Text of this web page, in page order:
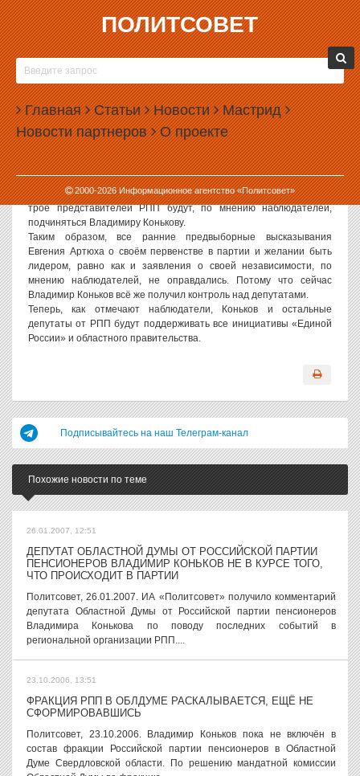
ПОЛИТСОВЕТ
Главная Статьи Новости Мастрид
Новости партнеров О проекте
2000-2026Информационное агентство «Политсовет»
17.10.2006, 12:48
ВЛАДИМИР КОНЬКОВ ПОЛУЧИЛ КОНТРОЛЬ
НАД ВСЕМИ ДЕПУТАТАМИ РОССИЙСКОЙ
ПАРТИИ ПЕНСИОНЕРОВ В ОБЛДУМЕ
Политсовет, 17.10.2006. Как стало известно ИА «Политсовет»,
Владимир Коньков получил полный контроль над всеми
депутатами Российской партии пенсионеров в Облдуме.
Сейчас среди четырёх представителей РПП, по сути,
распределились роли в законодательном органе области. Все
трое представителей РПП будут, по мнению наблюдателей,
подчиняться Владимиру Конькову.
Таким образом, все ранние предвыборные высказывания
Евгения Артюха о своём первенстве в партии и желании быть
лидером, равно как и заявления о своей независимости, по
мнению наблюдателей, не оправдались. Потому что сейчас
Владимир Коньков всё же получил контроль над депутатами.
Теперь, как отмечают наблюдатели, Коньков и остальные
депутаты от РПП будут поддерживать все инициативы «Единой
России» и областного правительства.
Подписывайтесь на наш Телеграм-канал
Похожие новости по теме
26.01.2007, 12:51
ДЕПУТАТ ОБЛАСТНОЙ ДУМЫ ОТ РОССИЙСКОЙ ПАРТИИ
ПЕНСИОНЕРОВ ВЛАДИМИР КОНЬКОВ НЕ В КУРСЕ ТОГО,
ЧТО ПРОИСХОДИТ В ПАРТИИ
Политсовет, 26.01.2007. ИА «Политсовет» получило комментарий
депутата Областной Думы от Российской партии пенсионеров
Владимира Конькова по поводу последних событий в
региональной организации РПП....
23.10.2006, 13:51
ФРАКЦИЯ РПП В ОБЛДУМЕ РАСКАЛЫВАЕТСЯ, ЕЩЁ НЕ
СФОРМИРОВАВШИСЬ
Политсовет, 23.10.2006. Владимир Коньков пока не включён в
состав фракции Российской партии пенсионеров в Областной
Думе Свердловской области. По решению мандатной комиссии